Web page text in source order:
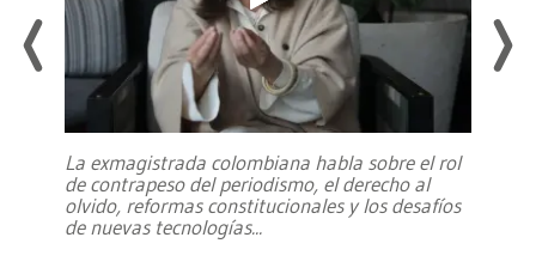
La exmagistrada colombiana habla sobre el rol
de contrapeso del periodismo, el derecho al
olvido, reformas constitucionales y los desafíos
de nuevas tecnologías...